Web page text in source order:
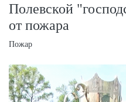
Полевской
от пожара
Пожар